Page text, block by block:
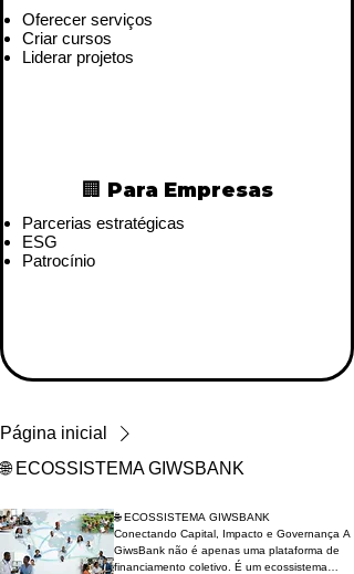
Oferecer serviços
Criar cursos
Liderar projetos
🏢 Para Empresas
Parcerias estratégicas
ESG
Patrocínio
Página inicial
🌐 ECOSSISTEMA GIWSBANK
🌐 ECOSSISTEMA GIWSBANK
Conectando Capital, Impacto e Governança A
GiwsBank não é apenas uma plataforma de
financiamento coletivo. É um ecossistema